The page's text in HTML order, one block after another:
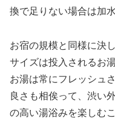
換で足りない場合は加
お宿の規模と同様に決
サイズは投入されるお
お湯は常にフレッシュ
良さも相俟って、渋い
の高い湯浴みを楽しむ